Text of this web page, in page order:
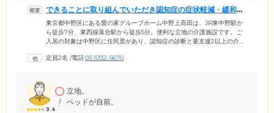
できることに取り組んでいただき認知症の症状軽減・緩和に
つなげます
東京都中野区にある愛の家グループホーム中野上高田は、JR東中野駅か
ら徒歩7分、東西線落合駅から徒歩5分。便利な立地の介護施設です。ご
入居の対象は中野区に住民票があり、認知症の診断と要支援2以上の介護
プを組み、専門のスタッフと共同生活を送っています。少人数制のた
居者様には家事の中からご希望や状態に合わせてできることに取り組ん
でいただき、認知症の症状軽減や進行緩和につなげています。
定員2名 /電話03-5332-5670
3.4
立地。
ベッドが自前。